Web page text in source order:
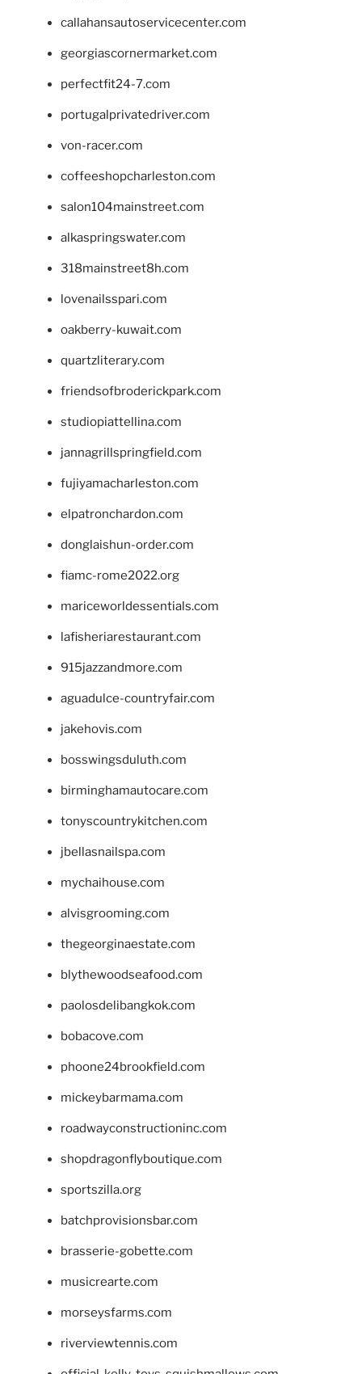
callahansautoservicecenter.com
georgiascornermarket.com
perfectfit24-7.com
portugalprivatedriver.com
von-racer.com
coffeeshopcharleston.com
salon104mainstreet.com
alkaspringswater.com
318mainstreet8h.com
lovenailsspari.com
oakberry-kuwait.com
quartzliterary.com
friendsofbroderickpark.com
studiopiattellina.com
jannagrillspringfield.com
fujiyamacharleston.com
elpatronchardon.com
donglaishun-order.com
fiamc-rome2022.org
mariceworldessentials.com
lafisheriarestaurant.com
915jazzandmore.com
aguadulce-countryfair.com
jakehovis.com
bosswingsduluth.com
birminghamautocare.com
tonyscountrykitchen.com
jbellasnailspa.com
mychaihouse.com
alvisgrooming.com
thegeorginaestate.com
blythewoodseafood.com
paolosdelibangkok.com
bobacove.com
phoone24brookfield.com
mickeybarmama.com
roadwayconstructioninc.com
shopdragonflyboutique.com
sportszilla.org
batchprovisionsbar.com
brasserie-gobette.com
musicrearte.com
morseysfarms.com
riverviewtennis.com